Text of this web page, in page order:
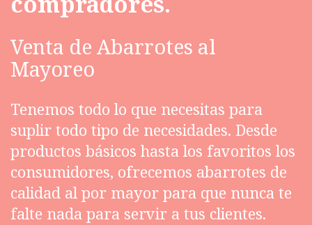
Venta de Abarrotes al
Mayoreo
Tenemos todo lo que necesitas para
suplir todo tipo de necesidades. Desde
productos básicos hasta los favoritos los
consumidores, ofrecemos abarrotes de
calidad al por mayor para que nunca te
falte nada para servir a tus clientes.